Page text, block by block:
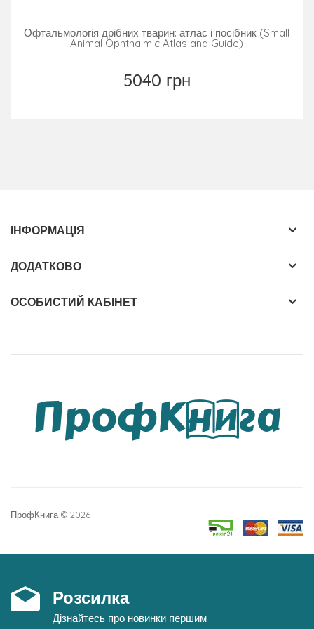
слухачів післядипломної освіти, практикуючих лікарів
ветеринарно-санітарний контроль і нагляд за
Офтальмологія дрібних тварин: атлас і посібник (Small
Animal Ophthalmic Atlas and Guide)
5040 грн
ІНФОРМАЦІЯ
ДОДАТКОВО
ОСОБИСТИЙ КАБІНЕТ
ПрофКнига © 2026
Розсилка
Дізнайтесь про новинки першим